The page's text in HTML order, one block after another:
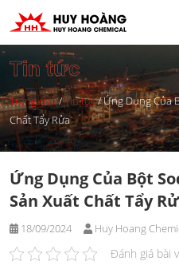
Skip
to
content
Tin tức
Trang chủ/Tin tức/Ứng Dụng Của
Chất Tẩy Rửa
Ứng Dụng Của Bột
Sản Xuất Chất Tẩy
18/09/2024 Huy Hoang
Đánh giá bài